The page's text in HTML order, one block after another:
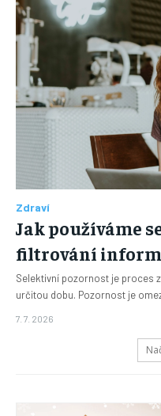
Zdraví
Jak používáme
filtrování
Selektivní pozornost je proces
určitou dobu. Pozornost je
7. 7. 2026